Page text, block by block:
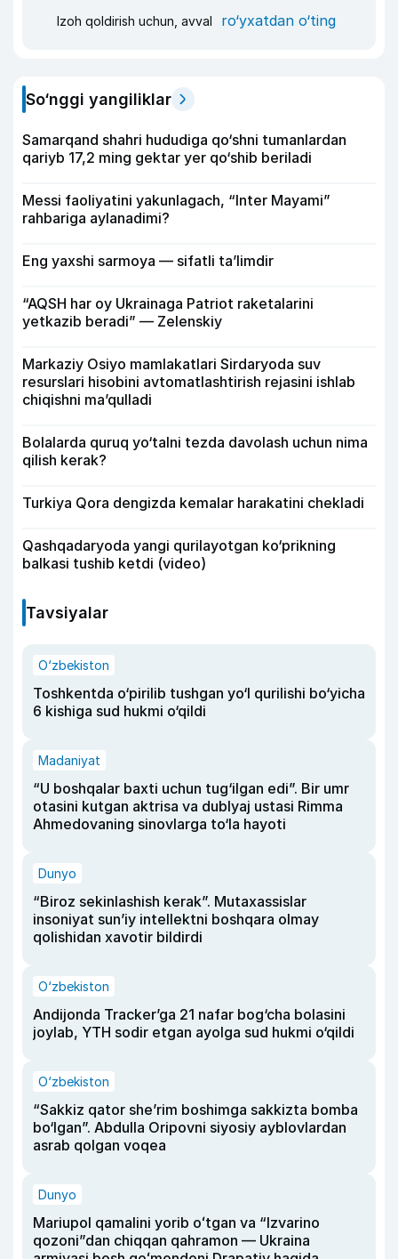
Izoh qoldirish uchun, avval ro‘yxatdan o‘ting
So‘nggi yangiliklar
Samarqand shahri hududiga qo‘shni tumanlardan
qariyb 17,2 ming gektar yer qo‘shib beriladi
Messi faoliyatini yakunlagach, “Inter Mayami”
rahbariga aylanadimi?
Eng yaxshi sarmoya — sifatli ta’limdir
“AQSH har oy Ukrainaga Patriot raketalarini
yetkazib beradi” — Zelenskiy
Markaziy Osiyo mamlakatlari Sirdaryoda suv
resurslari hisobini avtomatlashtirish rejasini ishlab
chiqishni ma’qulladi
Bolalarda quruq yo‘talni tezda davolash uchun nima
qilish kerak?
Turkiya Qora dengizda kemalar harakatini chekladi
Qashqadaryoda yangi qurilayotgan ko‘prikning
balkasi tushib ketdi (video)
Tavsiyalar
O‘zbekiston
Toshkentda o‘pirilib tushgan yo‘l qurilishi bo‘yicha
6 kishiga sud hukmi o‘qildi
Madaniyat
“U boshqalar baxti uchun tug‘ilgan edi”. Bir umr
otasini kutgan aktrisa va dublyaj ustasi Rimma
Ahmedovaning sinovlarga to‘la hayoti
Dunyo
“Biroz sekinlashish kerak”. Mutaxassislar
insoniyat sun’iy intellektni boshqara olmay
qolishidan xavotir bildirdi
O‘zbekiston
Andijonda Tracker’ga 21 nafar bog‘cha bolasini
joylab, YTH sodir etgan ayolga sud hukmi o‘qildi
O‘zbekiston
“Sakkiz qator she’rim boshimga sakkizta bomba
bo‘lgan”. Abdulla Oripovni siyosiy ayblovlardan
asrab qolgan voqea
Dunyo
Mariupol qamalini yorib oʻtgan va “Izvarino
qozoni”dan chiqqan qahramon — Ukraina